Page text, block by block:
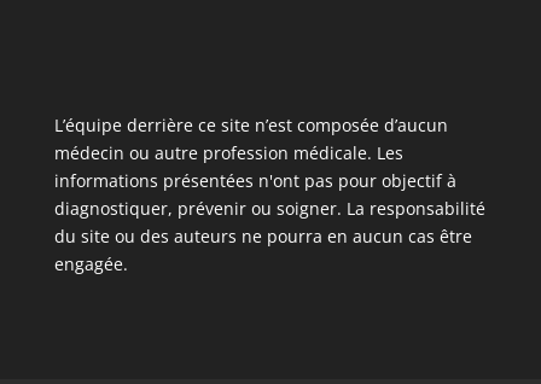
L’équipe derrière ce site n’est composée d’aucun
médecin ou autre profession médicale. Les
informations présentées n'ont pas pour objectif à
diagnostiquer, prévenir ou soigner. La responsabilité
du site ou des auteurs ne pourra en aucun cas être
engagée.